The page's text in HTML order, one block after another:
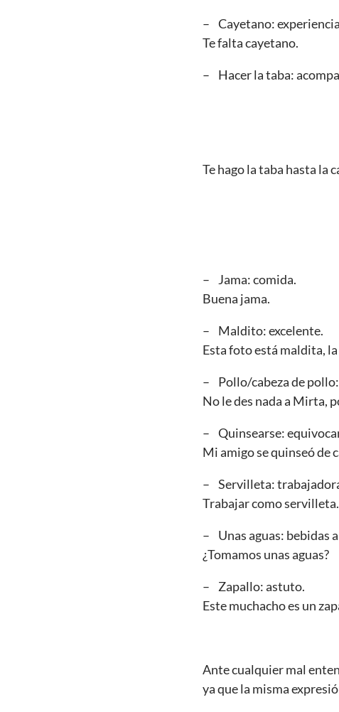
– Cayetano:
Te falta cayetano.
– Hacer la taba:
Te hago la taba hasta la
– Jama: comida.
Buena jama.
– Maldito: excelente.
Esta foto está maldita,
– Pollo/cabeza de
No le des nada a Mirta,
– Quinsearse:
Mi amigo se quinseó de
– Servilleta:
Trabajar como servilleta.
– Unas aguas: bebidas
¿Tomamos unas aguas?
– Zapallo: astuto.
Este muchacho es un
Ante cualquier mal
ya que la misma